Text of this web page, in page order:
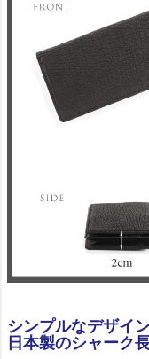
シンプルなデザイ
日本製のシャーク